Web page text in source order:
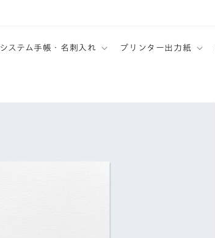
システム手帳・名刺入れ プリンター出力紙